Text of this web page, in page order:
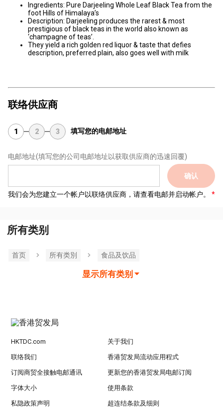
Ingredients: Pure Darjeeling Whole Leaf Black Tea from the
foot Hills of Himalaya’s
Description: Darjeeling produces the rarest & most
prestigious of black teas in the world also known as
‘champagne of teas’.
They yield a rich golden red liquor & taste that defies
description, preferred plain, also goes well with milk
联络供应商
1 2 3 填写您的电邮地址
电邮地址(填写您的公司电邮地址以获取供应商的迅速回覆)
确认
我们会为您建立一个帐户以联络供应商，请查看电邮并启动帐户。
所有类别
首页 所有类別 食品及饮品
显示所有类别
HKTDC.com 关于我们
联络我们 香港贸发局流动应用程式
订阅商贸全接触电邮通讯 更新您的香港贸发局电邮订阅
字体大小 使用条款
私隐政策声明 超连结条款及细则